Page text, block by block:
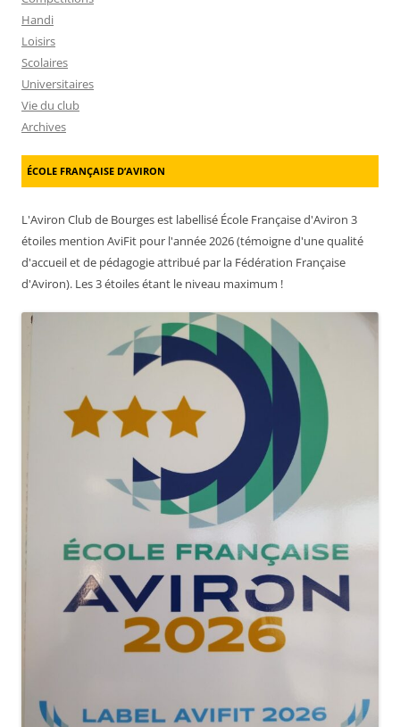
Handi
Loisirs
Scolaires
Universitaires
Vie du club
Archives
ÉCOLE FRANÇAISE D’AVIRON
L'Aviron Club de Bourges est labellisé École Française d'Aviron 3
étoiles mention AviFit pour l'année 2026 (témoigne d'une qualité
d'accueil et de pédagogie attribué par la Fédération Française
d'Aviron). Les 3 étoiles étant le niveau maximum !